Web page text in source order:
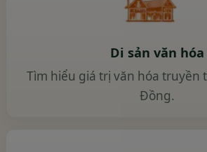
Di sản văn hóa
Tìm hiểu giá trị văn hóa truyền
Đồng.